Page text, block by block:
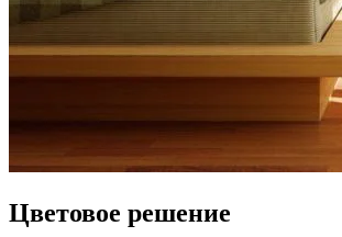
Цветовое решение